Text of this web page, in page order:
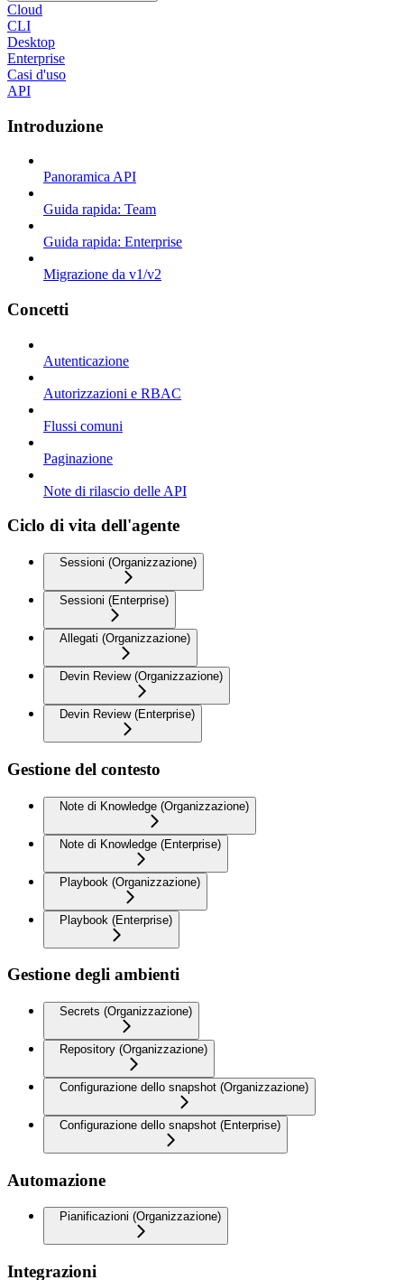
Cloud
CLI
Desktop
Enterprise
Casi d'uso
API
Introduzione
Panoramica API
Guida rapida: Team
Guida rapida: Enterprise
Migrazione da v1/v2
Concetti
Autenticazione
Autorizzazioni e RBAC
Flussi comuni
Paginazione
Note di rilascio delle API
Ciclo di vita dell'agente
Sessioni (Organizzazione)
Sessioni (Enterprise)
Allegati (Organizzazione)
Devin Review (Organizzazione)
Devin Review (Enterprise)
Gestione del contesto
Note di Knowledge (Organizzazione)
Note di Knowledge (Enterprise)
Playbook (Organizzazione)
Playbook (Enterprise)
Gestione degli ambienti
Secrets (Organizzazione)
Repository (Organizzazione)
Configurazione dello snapshot (Organizzazione)
Configurazione dello snapshot (Enterprise)
Automazione
Pianificazioni (Organizzazione)
Integrazioni